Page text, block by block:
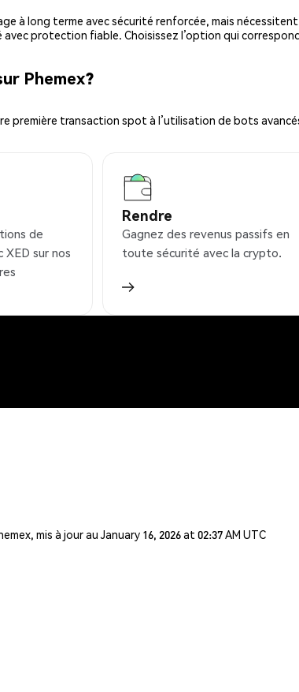
à long terme avec sécurité renforcée, mais
protection fiable. Choisissez l’option qui
Phemex?
première transaction spot à l’utilisation de bots
de
sur nos
Rendre
Gagnez des revenus passifs en
toute sécurité avec la crypto.
mis à jour au January 16, 2026 at 02:37 AM UTC